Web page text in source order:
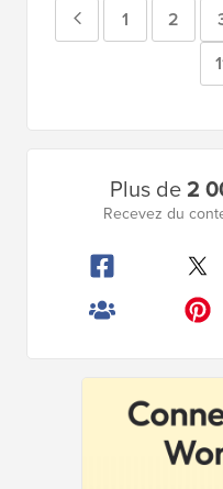
PagePage
1 Page
2
Plus de2
Recevez du